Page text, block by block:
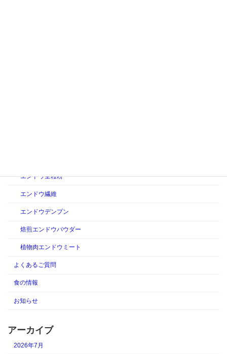
エンドウ全粒粉
エンドウ繊維
エンドウデンプン
焙煎エンドウパウダー
植物肉エンドウミート
よくあるご質問
食の情報
お知らせ
アーカイブ
2026年7月